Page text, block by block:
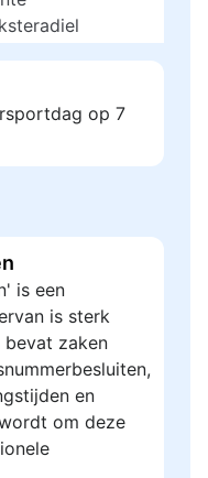
op 7
is een
is sterk
bevat zaken
en
om deze